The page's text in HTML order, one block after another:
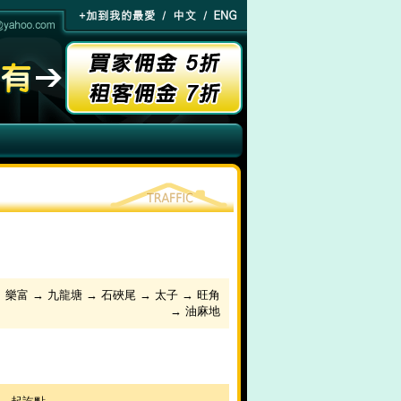
富 → 九龍塘 → 石硤尾 → 太子 → 旺角
→ 油麻地